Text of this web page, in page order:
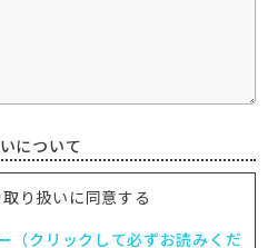
について
り扱いに同意する
（クリックして必ずお読みくだ